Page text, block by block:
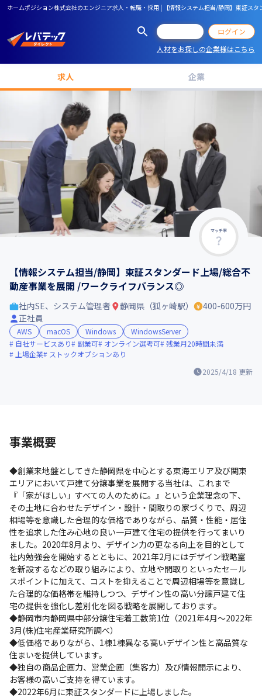
ホームポジション株式会社のエンジニア求人・転職・採用 | 【情報システム担当/静岡】東証ス
ログイン
人材をお探しの企業様はこちら
求人 企業
マッチ率
【情報システム担当/静岡】東証スタンダード上場/総合不
動産事業を展開 /ワークライフバランス◎
2025/4/18 更新
社内SE、システム管理者 静岡県（狐ヶ崎駅）
400-600万円
正社員
AWS macOS Windows
WindowsServer
自社サービスあり
副業可 オンライン選考可 残業月20時間未満
上場企業
ストックオプションあり
事業概要
◆創業来地盤としてきた静岡県を中心とする東海エリア及び関東
エリアにおいて戸建て分譲事業を展開する当社は、これまで
『「家がほしい」すべての人のために。』という企業理念の下、
その土地に合わせたデザイン・設計・間取りの家づくりで、周辺
相場等を意識した合理的な価格でありながら、品質・性能・居住
性を追求した住み心地の良い一戸建て住宅の提供を行ってまいり
ました。2020年8月より、デザイン力の更なる向上を目的として
社内勉強会を開始するとともに、2021年2月にはデザイン戦略室
を新設するなどの取り組みにより、立地や間取りといったセール
スポイントに加えて、コストを抑えることで周辺相場等を意識し
た合理的な価格帯を維持しつつ、デザイン性の高い分譲戸建て住
宅の提供を強化し差別化を図る戦略を展開しております。
◆静岡市内静岡県中部分譲住宅着工数第1位（2021年4月～2022年
3月(株)住宅産業研究所調べ）
◆低価格でありながら、1棟1棟異なる高いデザイン性と高品質な
住まいを提供しています。
◆独自の商品企画力、営業企画（集客力）及び情報開示により、
お客様の高いご支持を得ています。
◆2022年6月に東証スタンダードに上場しました。